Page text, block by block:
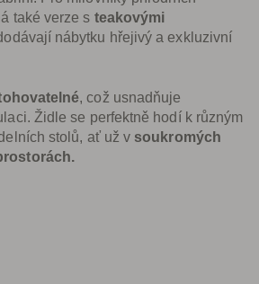
také verze s teakovými
nábytku hřejivý a exkluzivní
, což usnadňuje
Židle se perfektně hodí k různým
stolů, ať už v soukromých